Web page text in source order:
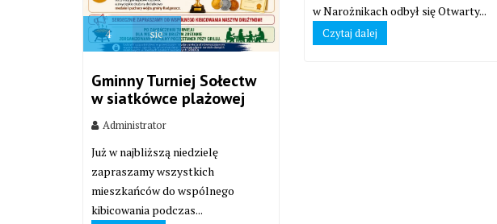
4 sie
Gminny Turniej Sołectw
w siatkówce plażowej
Administrator
Już w najbliższą niedzielę
zapraszamy wszystkich
mieszkańców do wspólnego
kibicowania podczas...
w Narożnikach odbył się Otwarty...
Czytaj dalej